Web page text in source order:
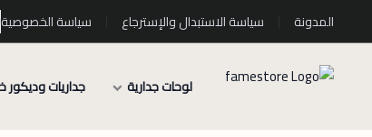
المدونة سياسة الاستبدال والإسترجاع سياسة الخصوصية
لوحات جدارية جداريات